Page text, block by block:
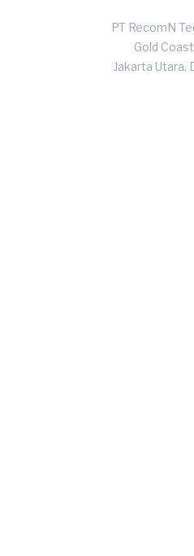
PT RecomN
Gold
Jakarta Utara,